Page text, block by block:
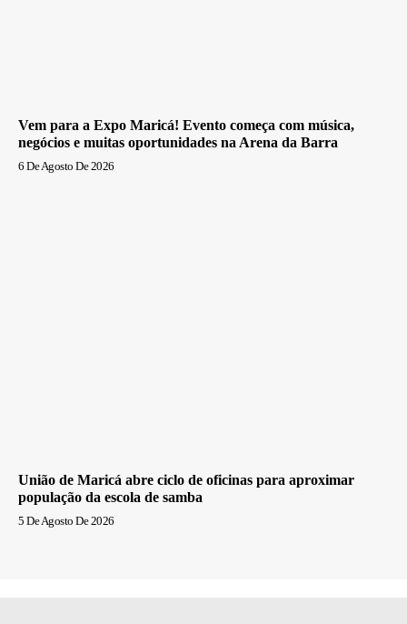
Vem para a Expo Maricá! Evento começa com música,
negócios e muitas oportunidades na Arena da Barra
6 De Agosto De 2026
União de Maricá abre ciclo de oficinas para aproximar
população da escola de samba
5 De Agosto De 2026